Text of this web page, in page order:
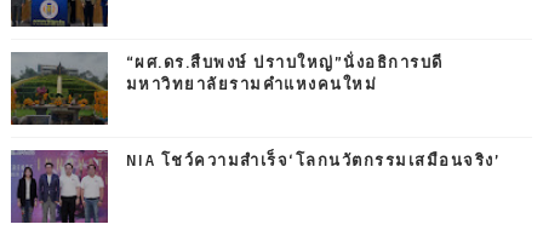
“ผศ.ดร.สืบพงษ์ ปราบใหญ่”นั่งอธิการบดี
มหาวิทยาลัยรามคำแหงคนใหม่
NIA โชว์ความสำเร็จ‘โลกนวัตกรรมเสมือนจริง’